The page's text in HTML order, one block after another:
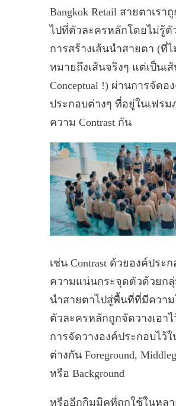
Bangkok Retail สายตาเรา
ไปที่ตัวละครหลักโดยไม่รู้ตั
การสร้างเส้นนำสายตา (ที่ไ
หมายถึงเส้นจริงๆ แต่เป็นเ
Conceptual !) ผ่านการจัดอ
ประกอบต่างๆ ที่อยู่ในเฟรม
ความ Contrast กัน
เช่น Contrast ด้วยองค์ประ
ความแน่นกระจุดตัวด้วยก
นำสายตาไปสู่พื้นที่ที่มีความ
ตัวละครหลักถูกจัดวางเอา
การจัดวางองค์ประกอบไว้
ต่างกัน Foreground,
หรือ Background
หรืออีกกิมมิคที่ถูกใช้ในหล